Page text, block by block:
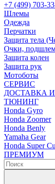
+7 (499) 703-
Шлемы
Одежда
Перчатки
Защита тела
Очки,
Защита колен
Защита рук
Мотоботы
СЕРВИС
ДОСТАВКА
ТЮНИНГ
Honda Gyro
Honda Zoomer
Honda Benly
Yamaha Gear
Honda Super
ПРЕМИУМ